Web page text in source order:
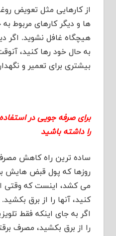
از کارهایی مثل تعویض
ها و دیگر کارهای مربوط
هیچگاه غافل نشوید. اگر
به حال خود رها کنید،
بیشتری برای تعمیر و
برای صرفه جویی در
را داشته باشید
ساده ترین راه کاهش
روزها که پول قبض هایش
می کشد، اینست که وقتی
کنید، آنها را از برق
اگر به جای اینکه فقط
را از برق بکشید، مصرف